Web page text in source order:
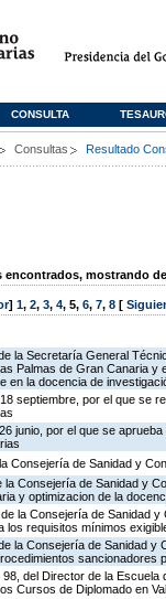
CONSULTA
Consultas Resultado
encontrados, mostrando
] 1, 2, 3, 4, 5, 6, 7, 8 [
la Secretaría General
Palmas de Gran Canaria
en la docencia de
septiembre, por el que se
junio, por el que se
Consejería de Sanidad y
la Consejería de Sanidad y
y optimizacion de la
la Consejería de Sanidad
los requisitos mínimos
la Consejería de Sanidad y
sancionadores
98, del Director de la
Cursos de Diplomado en